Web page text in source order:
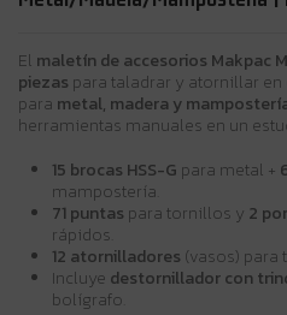
El maletín de accesorios Makpac
piezas para taladrar y atornillar
para metal, madera y
herramientas manuales en un
15 brocas HSS-G para metal +
mampostería.
71 puntas para tornillos y 2
rápidos.
12 atornilladores (vasos) para
Incluye destornillador con
bolígrafo.